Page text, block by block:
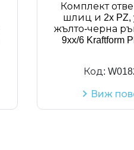
Комплект
шлиц и 2x PZ,
жълто-черна
9xx/6 Kraftform
Код:
Виж